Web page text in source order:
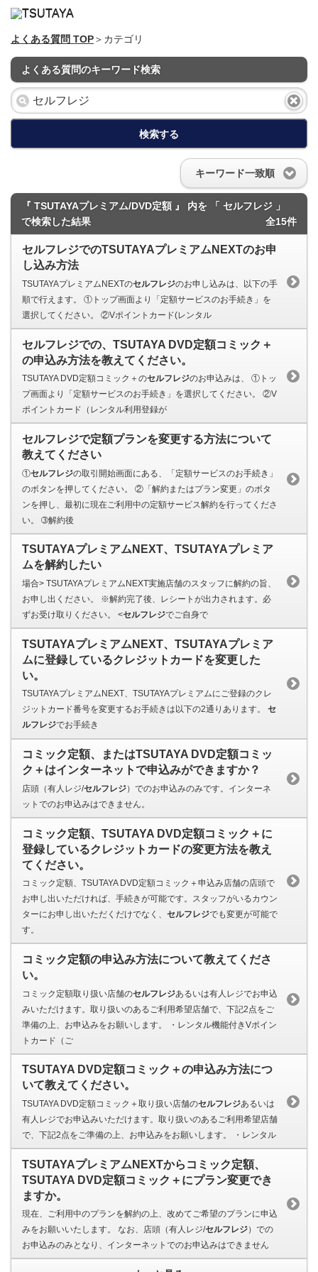
よくある質問 TOP＞カテゴリ
よくある質問のキーワード検索
検索する
キーワード一致順
『 TSUTAYAプレミアム/DVD定額 』 内を 「 セルフレジ 」
で検索した結果
全15件
セルフレジでのTSUTAYAプレミアムNEXTのお申
し込み方法
TSUTAYAプレミアムNEXTのセルフレジのお申し込みは、以下の手
順で行えます。 ①トップ画面より「定額サービスのお手続き」を
選択してください。 ②Vポイントカード(レンタル
セルフレジでの、TSUTAYA DVD定額コミック＋
の申込み方法を教えてください。
TSUTAYA DVD定額コミック＋のセルフレジのお申込みは、 ①トッ
プ画面より「定額サービスのお手続き」を選択してください。 ②V
ポイントカード（レンタル利用登録が
セルフレジで定額プランを変更する方法について
教えてください
①セルフレジの取引開始画面にある、「定額サービスのお手続き」
のボタンを押してください。 ②「解約またはプラン変更」のボタ
ンを押し、最初に現在ご利用中の定額サービス解約を行ってくださ
い。 ➂解約後
TSUTAYAプレミアムNEXT、TSUTAYAプレミア
ムを解約したい
場合> TSUTAYAプレミアムNEXT実施店舗のスタッフに解約の旨、
お申し出ください。 ※解約完了後、レシートが出力されます。必
ずお受け取りください。 <セルフレジでご自身で
TSUTAYAプレミアムNEXT、TSUTAYAプレミア
ムに登録しているクレジットカードを変更した
い。
TSUTAYAプレミアムNEXT、TSUTAYAプレミアムにご登録のクレ
ジットカード番号を変更するお手続きは以下の2通りあります。 セ
ルフレジでお手続き
コミック定額、またはTSUTAYA DVD定額コミッ
ク＋はインターネットで申込みができますか？
店頭（有人レジ/セルフレジ）でのお申込みのみです。インターネ
ットでのお申込みはできません。
コミック定額、TSUTAYA DVD定額コミック＋に
登録しているクレジットカードの変更方法を教え
てください。
コミック定額、TSUTAYA DVD定額コミック＋申込み店舗の店頭で
お申し出いただければ、手続きが可能です。スタッフがいるカウン
ターにお申し出いただくだけでなく、 セルフレジでも変更が可能で
す。
コミック定額の申込み方法について教えてくださ
い。
コミック定額取り扱い店舗のセルフレジあるいは有人レジでお申込
みいただけます。取り扱いのあるご利用希望店舗で、下記2点をご
準備の上、お申込みをお願いします。 ・レンタル機能付きVポイン
トカード（ご
TSUTAYA DVD定額コミック＋の申込み方法につ
いて教えてください。
TSUTAYA DVD定額コミック＋取り扱い店舗のセルフレジあるいは
有人レジでお申込みいただけます。取り扱いのあるご利用希望店舗
で、下記2点をご準備の上、お申込みをお願いします。 ・レンタル
TSUTAYAプレミアムNEXTからコミック定額、
TSUTAYA DVD定額コミック＋にプラン変更でき
ますか。
現在、ご利用中のプランを解約の上、改めてご希望のプランに申込
みをお願いいたします。 なお、店頭（有人レジ/セルフレジ）での
お申込みのみとなり、インターネットでのお申込みはできません